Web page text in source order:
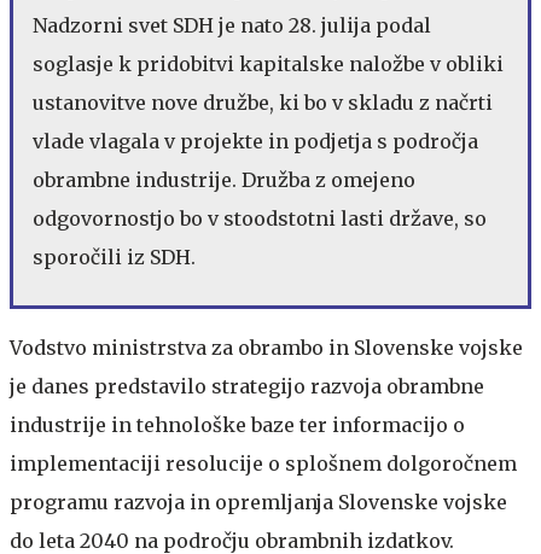
Nadzorni svet SDH je nato 28. julija podal
soglasje k pridobitvi kapitalske naložbe v obliki
ustanovitve nove družbe, ki bo v skladu z načrti
vlade vlagala v projekte in podjetja s področja
obrambne industrije. Družba z omejeno
odgovornostjo bo v stoodstotni lasti države, so
sporočili iz SDH.
Vodstvo ministrstva za obrambo in Slovenske vojske
je danes predstavilo strategijo razvoja obrambne
industrije in tehnološke baze ter informacijo o
implementaciji resolucije o splošnem dolgoročnem
programu razvoja in opremljanja Slovenske vojske
do leta 2040 na področju obrambnih izdatkov.